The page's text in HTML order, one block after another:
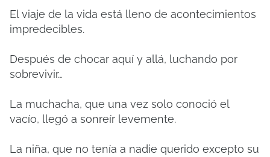
El viaje de la vida está lleno de acontecimientos
impredecibles.
Después de chocar aquí y allá, luchando por
sobrevivir…
La muchacha, que una vez solo conoció el
vacío, llegó a sonreír levemente.
La niña, que no tenía a nadie querido excepto su